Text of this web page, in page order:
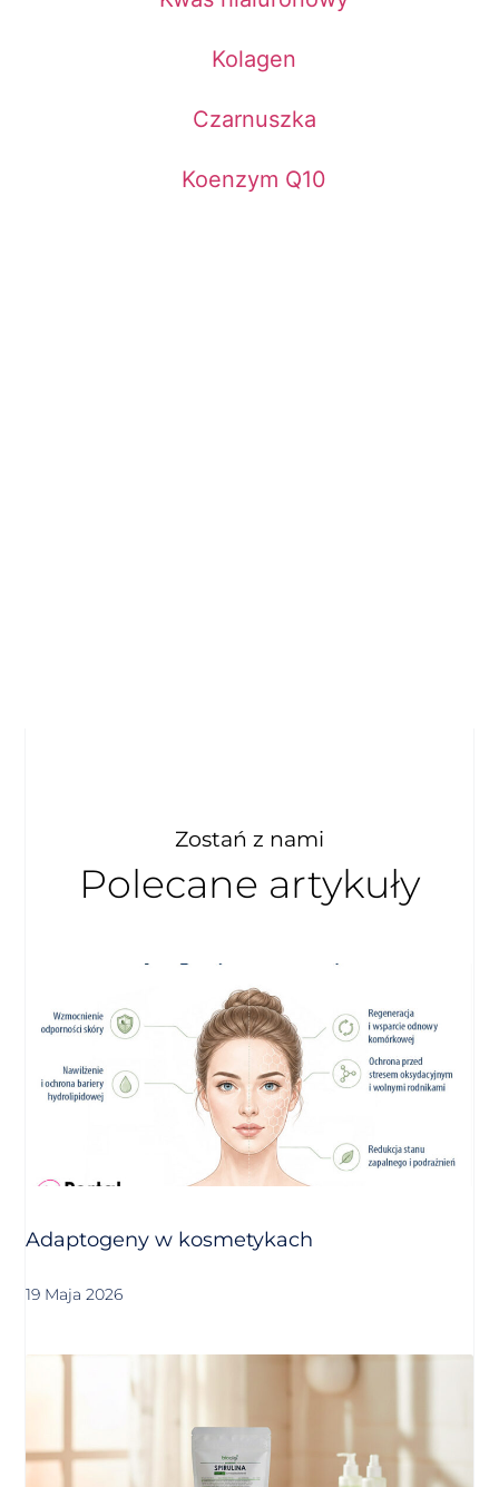
Kolagen
Czarnuszka
Koenzym Q10
Zostań z nami
Polecane artykuły
Adaptogeny w kosmetykach
19 Maja 2026